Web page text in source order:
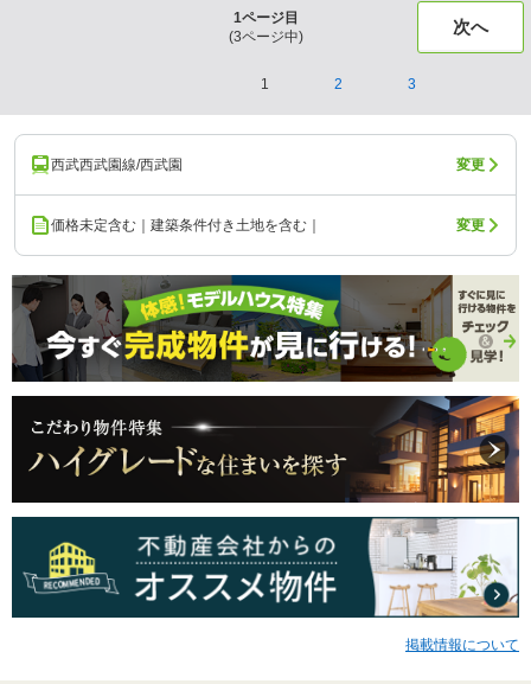
1ページ目
(3ページ中) 次へ
1 2 3
西武西武園線/西武園 変更
価格未定含む｜建築条件付き土地を含む｜ 変更
掲載情報について